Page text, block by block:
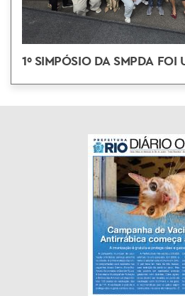
1º SIMPÓSIO DA SMPDA FOI